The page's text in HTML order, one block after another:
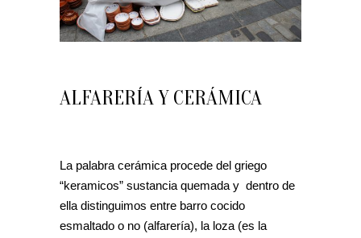
ALFARERÍA Y CERÁMICA
La palabra cerámica procede del griego
“keramicos” sustancia quemada y dentro de
ella distinguimos entre barro cocido
esmaltado o no (alfarería), la loza (es la